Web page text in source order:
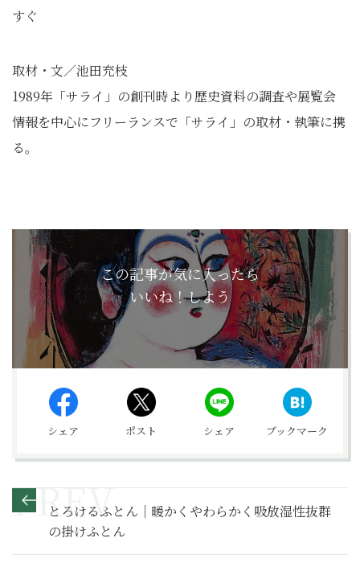
すぐ
取材・文／池田充枝
1989年「サライ」 の創刊時より歴史資料の調査や展覧会
情報を中心にフリーランスで 「サライ」の取材・執筆に携
る。
この記事が気に入ったら
いいね！しよう
シェア ポスト シェア ブックマーク
とろけるふとん｜暖かくやわらかく吸放湿性抜群
の掛けふとん